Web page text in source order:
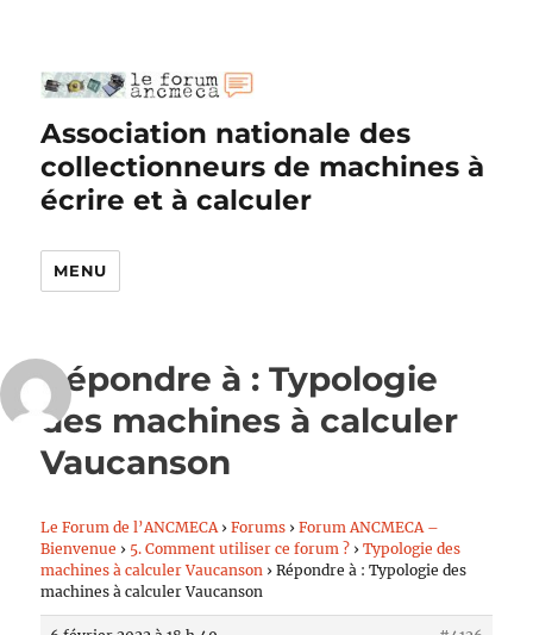
Association nationale des
collectionneurs de machines à
écrire et à calculer
MENU
Répondre à : Typologie
des machines à calculer
Vaucanson
Le Forum de l’ANCMECA › Forums › Forum ANCMECA –
Bienvenue › 5. Comment utiliser ce forum ? › Typologie des
machines à calculer Vaucanson › Répondre à : Typologie des
machines à calculer Vaucanson